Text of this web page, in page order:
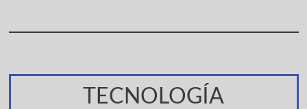
TECNOLOGÍA